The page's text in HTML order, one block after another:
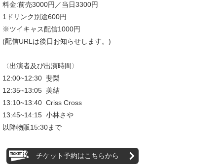
料金:前売3000円／当日3300円
1ドリンク別途600円
※ツイキャス配信1000円
(配信URLは後日お知らせします。)
〈出演者及び出演時間〉
12:00~12:30 斐梨
12:35~13:05 美結
13:10~13:40 Criss Cross
13:45~14:15 小林さや
以降物販15:30まで
チケット予約はこちらから